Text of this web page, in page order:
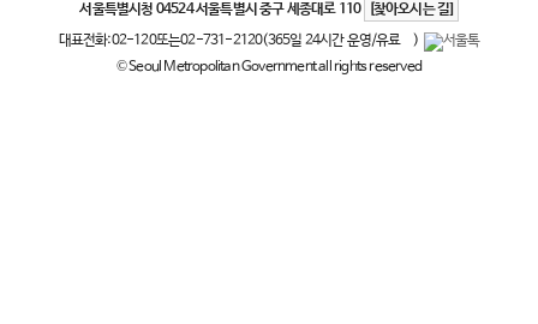
서울특별시청 04524 서울특별시 중구 세종대로 110
[찾아오시는 길]
대표전화:02-120또는02-731-2120(365일 24시간 운영/유료
)
© Seoul Metropolitan Government all rights reserved